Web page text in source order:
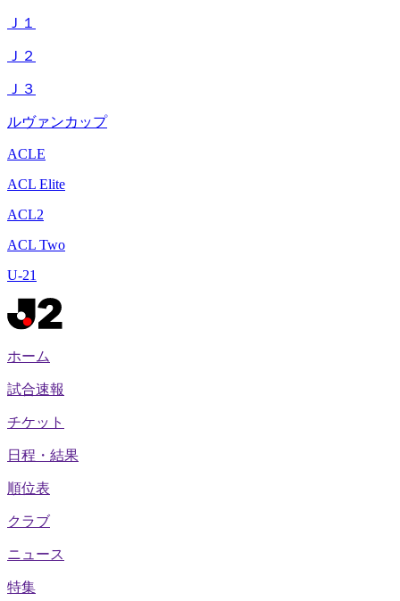
Ｊ１
Ｊ２
Ｊ３
ルヴァンカップ
ACLE
ACL Elite
ACL2
ACL Two
U-21
ホーム
試合速報
チケット
日程・結果
順位表
クラブ
ニュース
特集